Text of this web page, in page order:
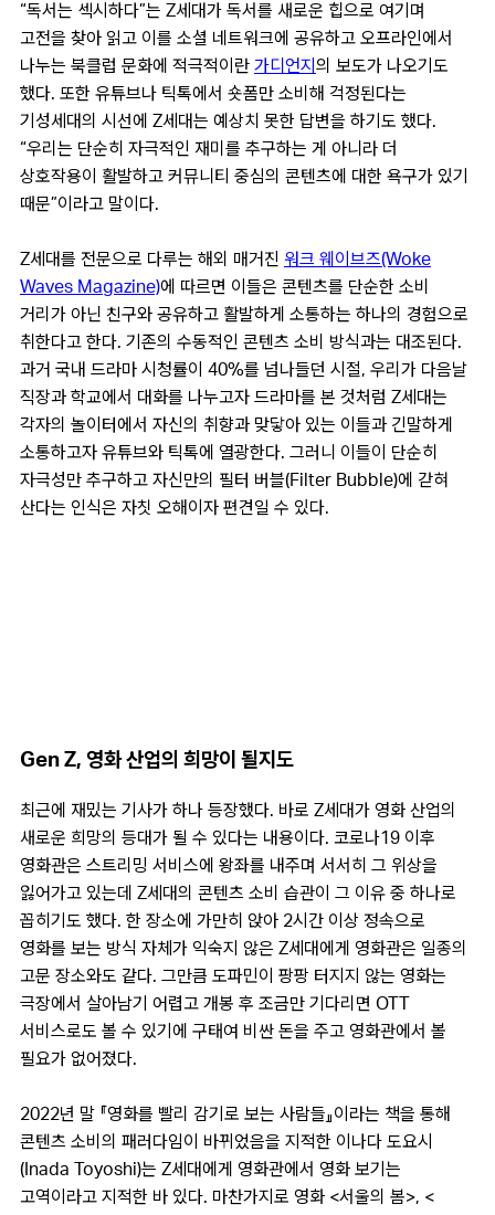
“독서는 섹시하다”는 Z세대가 독서를 새로운 힙으로 여기며
고전을 찾아 읽고 이를 소셜 네트워크에 공유하고 오프라인에서
나누는 북클럽 문화에 적극적이란 가디언지 의 보도가 나오기도
했다. 또한 유튜브나 틱톡에서 숏폼만 소비해 걱정된다는
기성세대의 시선에 Z세대는 예상치 못한 답변을 하기도 했다.
“우리는 단순히 자극적인 재미를 추구하는 게 아니라 더
상호작용이 활발하고 커뮤니티 중심의 콘텐츠에 대한 욕구가 있기
때문”이라고 말이다.
Z세대를 전문으로 다루는 해외 매거진 워크 웨이브즈(Woke
Waves Magazine)에 따르면 이들은 콘텐츠를 단순한 소비
거리가 아닌 친구와 공유하고 활발하게 소통하는 하나의 경험으로
취한다고 한다. 기존의 수동적인 콘텐츠 소비 방식과는 대조된다.
과거 국내 드라마 시청률이 40%를 넘나들던 시절, 우리가 다음날
직장과 학교에서 대화를 나누고자 드라마를 본 것처럼 Z세대는
각자의 놀이터에서 자신의 취향과 맞닿아 있는 이들과 긴말하게
소통하고자 유튜브와 틱톡에 열광한다. 그러니 이들이 단순히
자극성만 추구하고 자신만의 필터 버블(Filter Bubble)에 갇혀
산다는 인식은 자칫 오해이자 편견일 수 있다.
Gen Z, 영화 산업의 희망이 될지도
최근에 재밌는 기사가 하나 등장했다. 바로 Z세대가 영화 산업의
새로운 희망의 등대가 될 수 있다는 내용이다. 코로나19 이후
영화관은 스트리밍 서비스에 왕좌를 내주며 서서히 그 위상을
잃어가고 있는데 Z세대의 콘텐츠 소비 습관이 그 이유 중 하나로
꼽히기도 했다. 한 장소에 가만히 앉아 2시간 이상 정속으로
영화를 보는 방식 자체가 익숙지 않은 Z세대에게 영화관은 일종의
고문 장소와도 같다. 그만큼 도파민이 팡팡 터지지 않는 영화는
극장에서 살아남기 어렵고 개봉 후 조금만 기다리면 OTT
서비스로도 볼 수 있기에 구태여 비싼 돈을 주고 영화관에서 볼
필요가 없어졌다.
2022년 말 『영화를 빨리 감기로 보는 사람들』이라는 책을 통해
콘텐츠 소비의 패러다임이 바뀌었음을 지적한 이나다 도요시
(Inada Toyoshi)는 Z세대에게 영화관에서 영화 보기는
고역이라고 지적한 바 있다. 마찬가지로 영화 <서울의 봄>, <